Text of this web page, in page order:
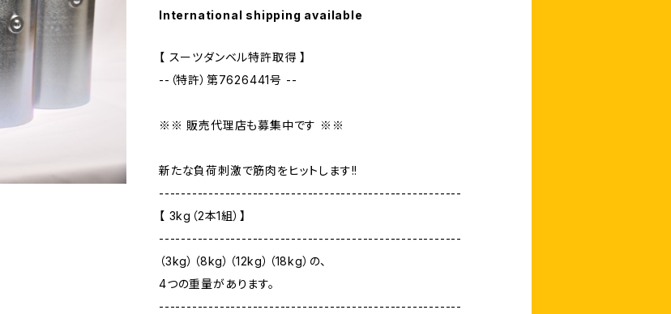
International shipping available
【 スーツダンベル特許取得 】
--（特許）第7626441号 --
※※ 販売代理店も募集中です ※※
新たな負荷刺激で筋肉をヒットします!!
-------------------------------------------------------
【 3kg（2本1組）】
-------------------------------------------------------
（3kg）（8kg）（12kg）（18kg）の、
4つの重量があります。
-------------------------------------------------------